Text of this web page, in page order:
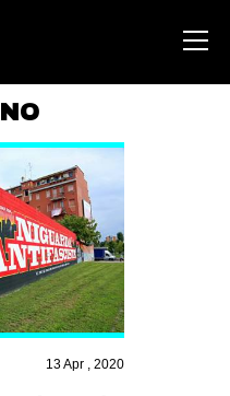
13 Apr , 2020